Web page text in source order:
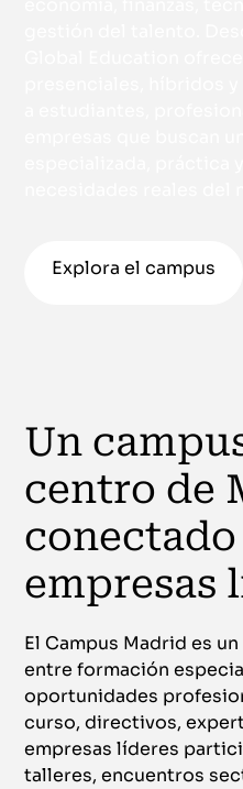
Explora el campus
Un
centro de
empresas
El Campus Madrid es
entre formación
oportunidades
curso, directivos,
empresas líderes
talleres, encuentros